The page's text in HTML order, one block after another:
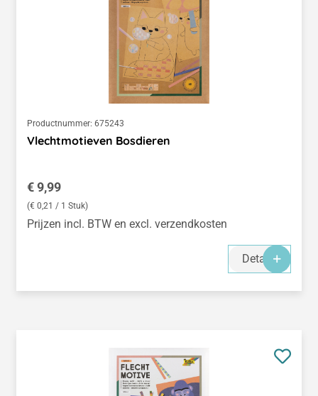
Productnummer: 675243
Vlechtmotieven Bosdieren
Normale prijs:
€ 9,99
(€ 0,21 / 1 Stuk)
Prijzen incl. BTW en excl. verzendkosten
Details